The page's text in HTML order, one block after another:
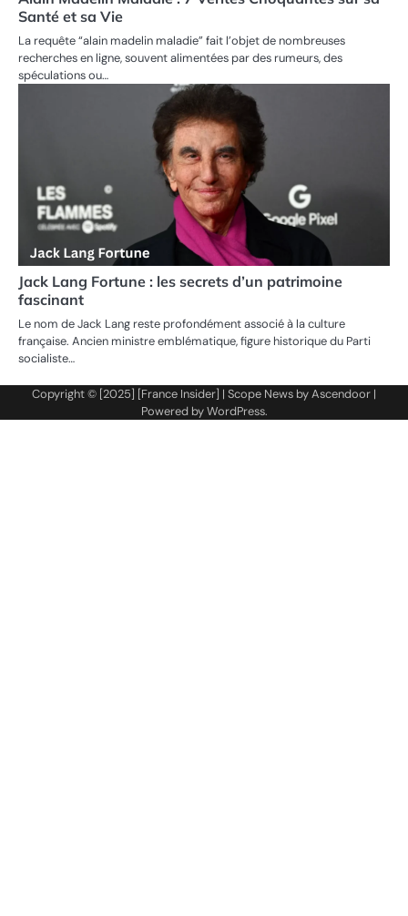
Santé et sa Vie
La requête “alain madelin maladie” fait l’objet de nombreuses
recherches en ligne, souvent alimentées par des rumeurs, des
spéculations ou…
Jack Lang Fortune : les secrets d’un patrimoine
fascinant
Le nom de Jack Lang reste profondément associé à la culture
française. Ancien ministre emblématique, figure historique du Parti
socialiste…
Copyright © [2025] [France Insider] | Scope News byAscendoor |
Powered byWordPress.